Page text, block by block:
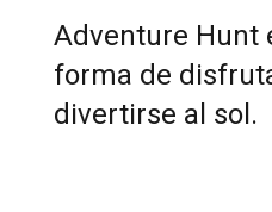
Adventure Hunt
forma de
divertirse al sol.